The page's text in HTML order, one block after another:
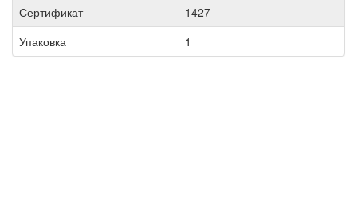
Сертификат
1427
Упаковка
1